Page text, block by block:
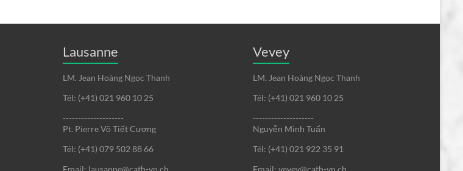
Lausanne
LM. Jean Hoàng Ngọc Thanh
Tél: (+41) 021 960 10 25
--------------------
Pt. Pierre Võ Tiết Cương
Tél: (+41) 079 502 88 66
Email: lausanne@cath-vn.ch
Vevey
LM. Jean Hoàng Ngọc Thanh
Tél: (+41) 021 960 10 25
--------------------
Nguyễn Minh Tuấn
Tél: (+41) 021 922 35 91
Email: vevey@cath-vn.ch